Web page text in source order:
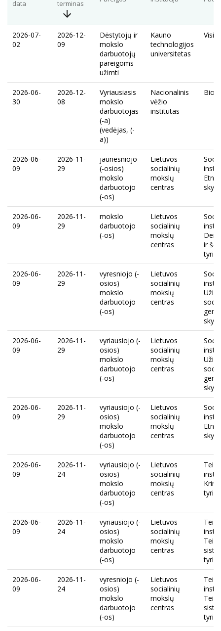
data
terminas
2026-07-
02
2026-12-
09
Dėstytojų ir
mokslo
darbuotojų
pareigoms
užimti
Kauno
technologijos
universitetas
Visi
2026-06-
30
2026-12-
08
Vyriausiasis
mokslo
darbuotojas
(-a)
(vedėjas, (-
a))
Nacionalinis
vėžio
institutas
2026-06-
09
2026-11-
29
jaunesniojo
(-osios)
mokslo
darbuotojo
(-os)
Lietuvos
socialinių
mokslų
centras
2026-06-
09
2026-11-
29
mokslo
darbuotojo
(-os)
Lietuvos
socialinių
mokslų
centras
ir
2026-06-
09
2026-11-
29
vyresniojo (-
osios)
mokslo
darbuotojo
(-os)
Lietuvos
socialinių
mokslų
centras
2026-06-
09
2026-11-
29
vyriausiojo (-
osios)
mokslo
darbuotojo
(-os)
Lietuvos
socialinių
mokslų
centras
2026-06-
09
2026-11-
29
vyriausiojo (-
osios)
mokslo
darbuotojo
(-os)
Lietuvos
socialinių
mokslų
centras
2026-06-
09
2026-11-
24
vyriausiojo (-
osios)
mokslo
darbuotojo
(-os)
Lietuvos
socialinių
mokslų
centras
2026-06-
09
2026-11-
24
vyriausiojo (-
osios)
mokslo
darbuotojo
(-os)
Lietuvos
socialinių
mokslų
centras
2026-06-
09
2026-11-
24
vyresniojo (-
osios)
mokslo
darbuotojo
(-os)
Lietuvos
socialinių
mokslų
centras